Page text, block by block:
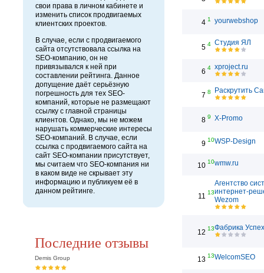
свои права в личном кабинете и
изменить список продвигаемых
клиентских проектов.
В случае, если с продвигаемого
сайта отсутствовала ссылка на
SEO-компанию, он не
привязывался к ней при
составлении рейтинга. Данное
допущение даёт серьёзную
погрешность для тех SEO-
компаний, которые не размещают
ссылку с главной страницы
клиентов. Однако, мы не можем
нарушать коммерческие интересы
SEO-компаний. В случае, если
ссылка с продвигаемого сайта на
сайт SEO-компании присутствует,
мы считаем что SEO-компания ни
в каком виде не скрывает эту
информацию и публикуем её в
данном рейтинге.
Последние отзывы
Demis Group
4 1 yourwebshop
5 4 Студия ЯЛ
6 4 xproject.ru
7 8 Раскрутить
8 9 X-Promo
9 10WSP-Design
10 10wmw.ru
11 13
Агентство
интернет-
Wezom
12 13Фабрика
13 13WelcomSEO